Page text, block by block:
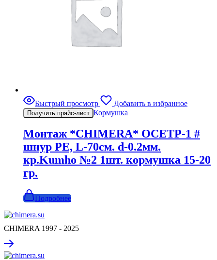
Быстрый просмотр Добавить в избранное
Получить прайс-лист Кормушка
Монтаж *CHIMERA* ОСЕТР-1 #
шнур PE, L-70см. d-0.2мм.
кр.Kumho №2 1шт. кормушка 15-20
гр.
Подробнее
CHIMERA 1997 - 2025